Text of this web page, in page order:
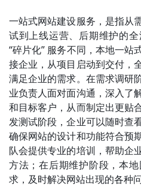
一站式网站建设服务，是指从
试到上线运营、后期维护的
“碎片化” 服务不同，本地一站
接企业，从项目启动到交付，
满足企业的需求。在需求调研
业负责人面对面沟通，深入了
和目标客户，从而制定出更贴
发测试阶段，企业可以随时查
确保网站的设计和功能符合预
队会提供专业的培训，帮助企
方法；在后期维护阶段，本
求，及时解决网站出现的各种问